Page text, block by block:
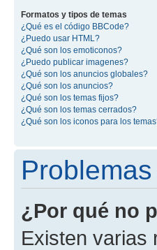
Formatos y tipos de temas
¿Qué es el código BBCode?
¿Puedo usar HTML?
¿Qué son los emoticonos?
¿Puedo publicar imagenes?
¿Qué son los anuncios globales?
¿Qué son los anuncios?
¿Qué son los temas fijos?
¿Qué son los temas cerrados?
¿Qué son los iconos para los
¿Por qué no
Existen varias